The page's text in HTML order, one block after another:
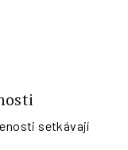
setkávají